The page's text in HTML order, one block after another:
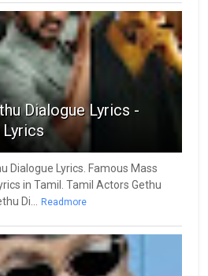
Dialogue Lyrics -
Lyrics
Dialogue Lyrics. Famous Mass
in Tamil. Tamil Actors Gethu
Di... Readmore